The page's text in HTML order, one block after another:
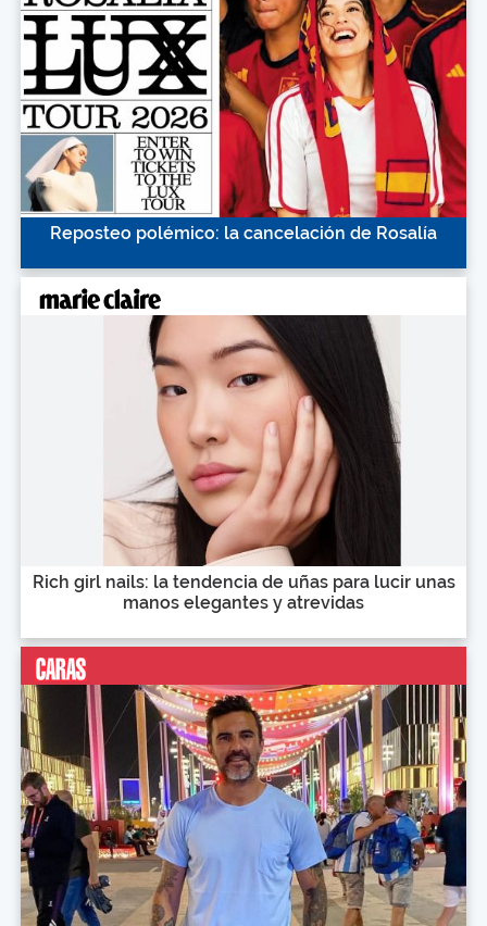
Reposteo polémico: la cancelación de Rosalía
Rich girl nails: la tendencia de uñas para lucir unas
manos elegantes y atrevidas